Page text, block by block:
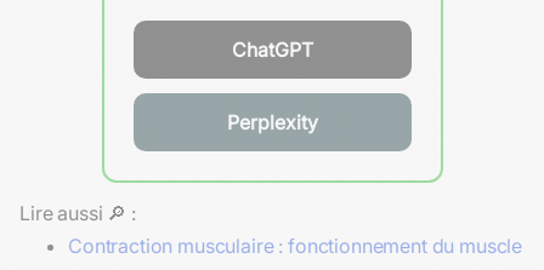
ChatGPT
Perplexity
Lire aussi 🔎 :
Contraction musculaire : fonctionnement du muscle